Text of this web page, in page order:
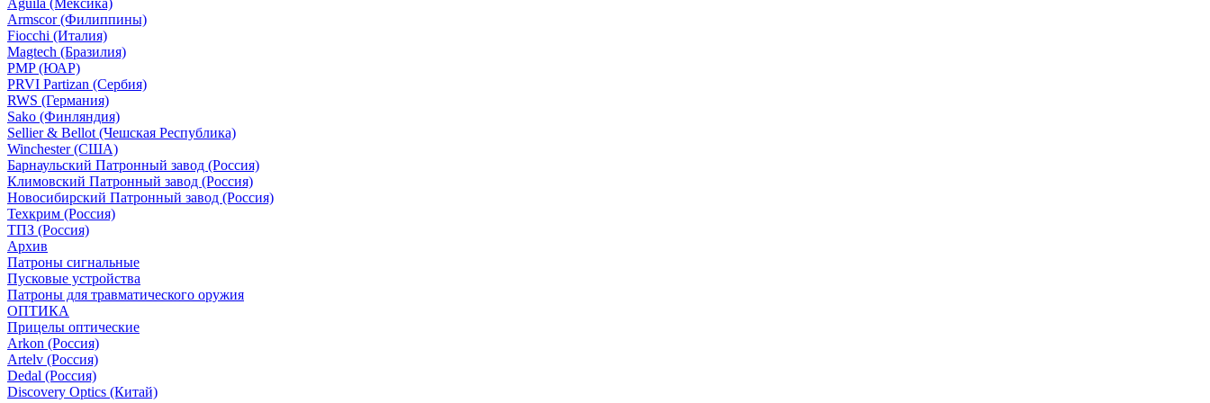
Aguila (Мексика)
Armscor (Филиппины)
Fiocchi (Италия)
Magtech (Бразилия)
PMP (ЮАР)
PRVI Partizan (Сербия)
RWS (Германия)
Sako (Финляндия)
Sellier & Bellot (Чешская Республика)
Winchester (США)
Барнаульский Патронный завод (Россия)
Климовский Патронный завод (Россия)
Новосибирский Патронный завод (Россия)
Техкрим (Россия)
ТПЗ (Россия)
Архив
Патроны сигнальные
Пусковые устройства
Патроны для травматического оружия
ОПТИКА
Прицелы оптические
Arkon (Россия)
Artelv (Россия)
Dedal (Россия)
Discovery Optics (Китай)